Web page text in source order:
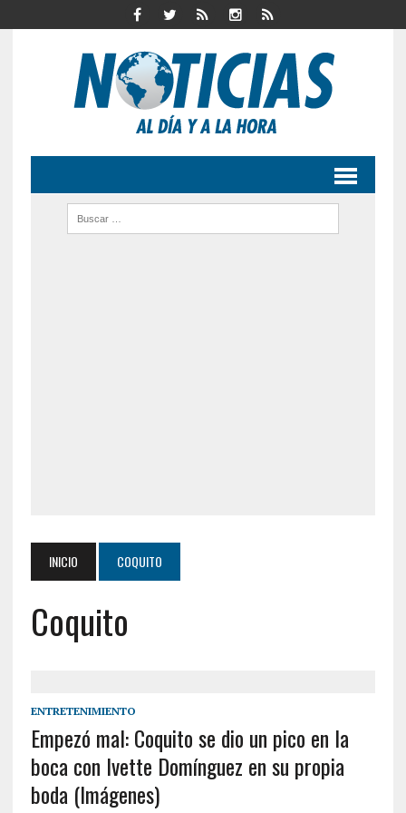
INICIO COQUITO
Coquito
ENTRETENIMIENTO
Empezó mal: Coquito se dio un pico en la
boca con Ivette Domínguez en su propia
boda (Imágenes)